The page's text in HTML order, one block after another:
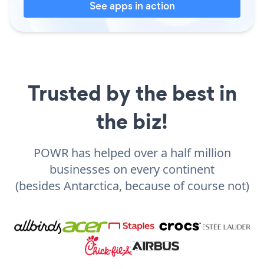
See apps in action
Trusted by the best in
the biz!
POWR has helped over a half million
businesses on every continent
(besides Antarctica, because of course not)